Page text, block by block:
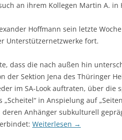
an ihrem Kollegen Martin A. in
Hoffmann sein letzte
Unterstützernetzwerke fort.
dass die nach außen hin
der Sektion Jena des Thüringer
im SA-Look auftraten, über die
„Scheitel“ in Anspielung auf
deren Anhänger subkulturell
Weiterlesen →